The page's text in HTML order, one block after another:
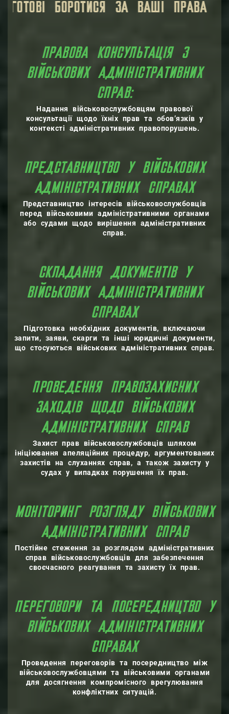
ВИСОКИЙ РІВЕНЬ
ПРАВОВА КОНСУЛЬТАЦІЯ З
ВІЙСЬКОВИХ АДМІНІСТРАТИВНИХ
СПРАВ:
Надання військовослужбовцям правової
консультації щодо їхніх прав та обов’язків у
контексті адміністративних правопорушень.
ПРЕДСТАВНИЦТВО У ВІЙСЬКОВИХ
АДМІНІСТРАТИВНИХ СПРАВАХ
Представництво інтересів військовослужбовців
перед військовими адміністративними органами
або судами щодо вирішення адміністративних
справ.
СКЛАДАННЯ ДОКУМЕНТІВ У
ВІЙСЬКОВИХ АДМІНІСТРАТИВНИХ
СПРАВАХ
Підготовка необхідних документів, включаючи
запити, заяви, скарги та інші юридичні документи,
що стосуються військових адміністративних справ.
ПРОВЕДЕННЯ ПРАВОЗАХИСНИХ
ЗАХОДІВ ЩОДО ВІЙСЬКОВИХ
АДМІНІСТРАТИВНИХ СПРАВ
Захист прав військовослужбовців шляхом
ініціювання апеляційних процедур, аргументованих
захистів на слуханнях справ, а також захисту у
судах у випадках порушення їх прав.
МОНІТОРИНГ РОЗГЛЯДУ ВІЙСЬКОВИХ
АДМІНІСТРАТИВНИХ СПРАВ
Постійне стеження за розглядом адміністративних
справ військовослужбовців для забезпечення
своєчасного реагування та захисту їх прав.
ПЕРЕГОВОРИ ТА ПОСЕРЕДНИЦТВО У
ВІЙСЬКОВИХ АДМІНІСТРАТИВНИХ
СПРАВАХ
Проведення переговорів та посередництво між
військовослужбовцями та військовими органами
для досягнення компромісного врегулювання
конфліктних ситуацій.